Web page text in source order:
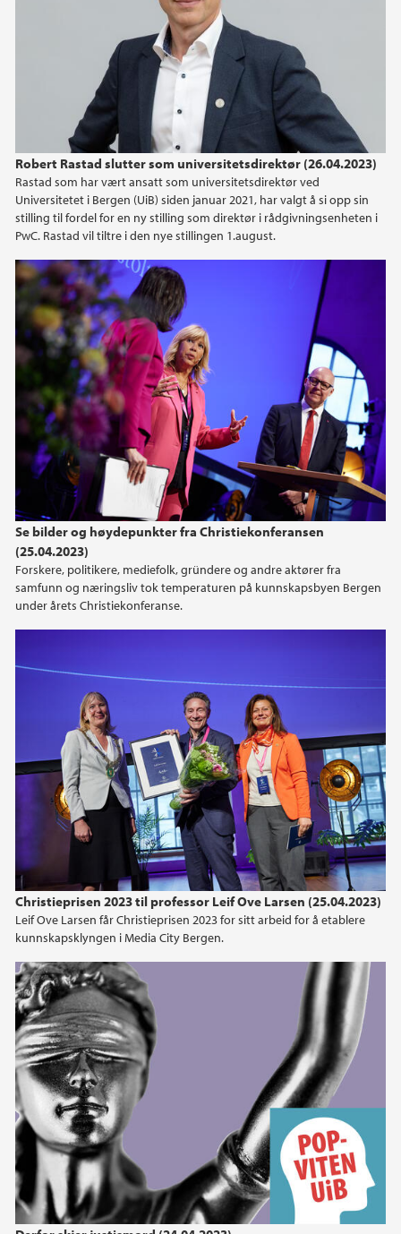
Robert Rastad slutter som universitetsdirektør (26.04.2023)
Rastad som har vært ansatt som universitetsdirektør ved
Universitetet i Bergen (UiB) siden januar 2021, har valgt å si opp sin
stilling til fordel for en ny stilling som direktør i rådgivningsenheten i
PwC. Rastad vil tiltre i den nye stillingen 1.august.
Se bilder og høydepunkter fra Christiekonferansen
(25.04.2023)
Forskere, politikere, mediefolk, gründere og andre aktører fra
samfunn og næringsliv tok temperaturen på kunnskapsbyen Bergen
under årets Christiekonferanse.
Christieprisen 2023 til professor Leif Ove Larsen (25.04.2023)
Leif Ove Larsen får Christieprisen 2023 for sitt arbeid for å etablere
kunnskapsklyngen i Media City Bergen.